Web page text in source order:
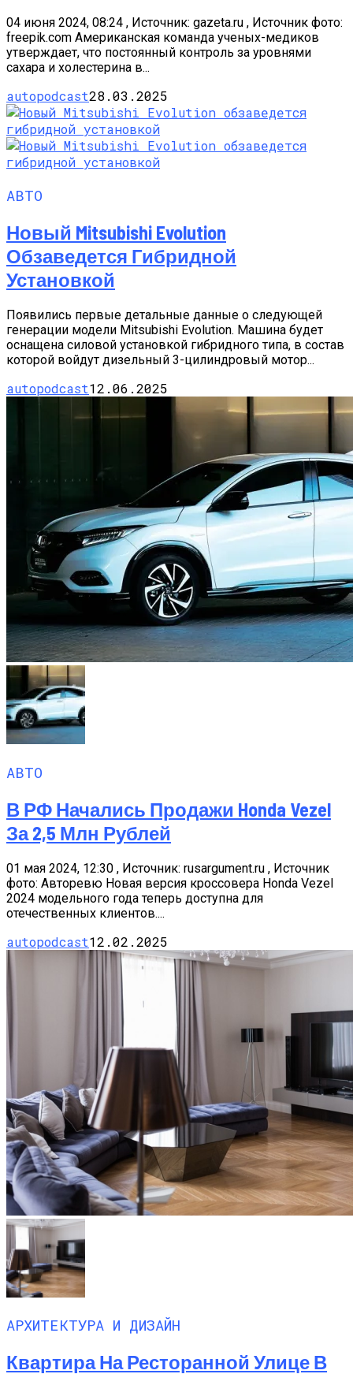
04 июня 2024, 08:24 , Источник: gazeta.ru , Источник фото:
freepik.com Американская команда ученых-медиков
утверждает, что постоянный контроль за уровнями
сахара и холестерина в...
autopodcast28.03.2025
АВТО
Новый Mitsubishi Evolution
Обзаведется Гибридной
Установкой
Появились первые детальные данные о следующей
генерации модели Mitsubishi Evolution. Машина будет
оснащена силовой установкой гибридного типа, в состав
которой войдут дизельный 3-цилиндровый мотор...
autopodcast12.06.2025
АВТО
В РФ Начались Продажи Honda Vezel
За 2,5 Млн Рублей
01 мая 2024, 12:30 , Источник: rusargument.ru , Источник
фото: Авторевю Новая версия кроссовера Honda Vezel
2024 модельного года теперь доступна для
отечественных клиентов....
autopodcast12.02.2025
АРХИТЕКТУРА И ДИЗАЙН
Квартира На Ресторанной Улице В